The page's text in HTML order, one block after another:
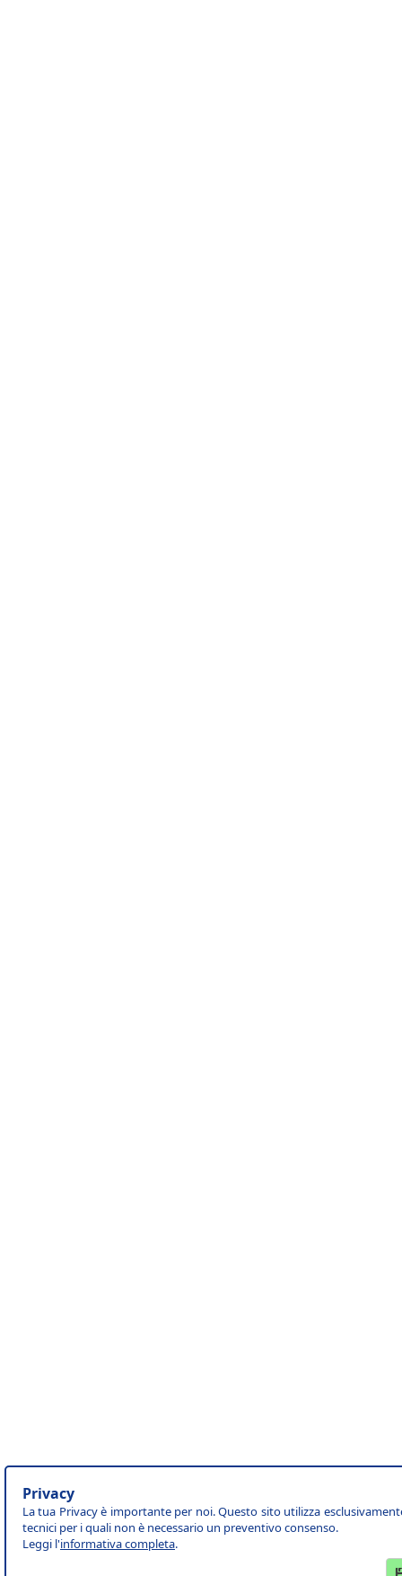
Privacy
La tua Privacy è importante per noi. Questo sito utilizza
tecnici per i quali non è necessario un preventivo consenso.
Leggi l'informativa completa.